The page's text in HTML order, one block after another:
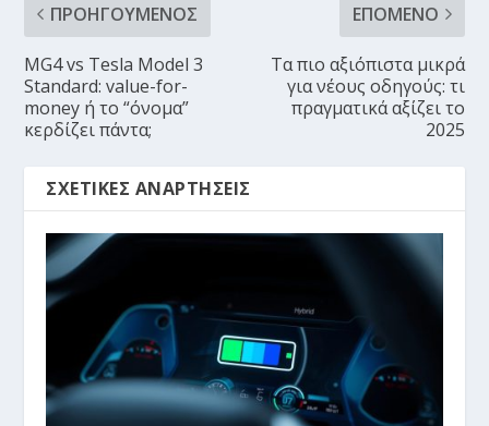
ΠΡΟΗΓΟΎΜΕΝΟΣ
MG4 vs Tesla Model 3
Standard: value-for-
money ή το “όνομα”
κερδίζει πάντα;
ΕΠΌΜΕΝΟ
Τα πιο αξιόπιστα μικρά
για νέους οδηγούς: τι
πραγματικά αξίζει το
2025
ΣΧΕΤΙΚΈΣ ΑΝΑΡΤΉΣΕΙΣ